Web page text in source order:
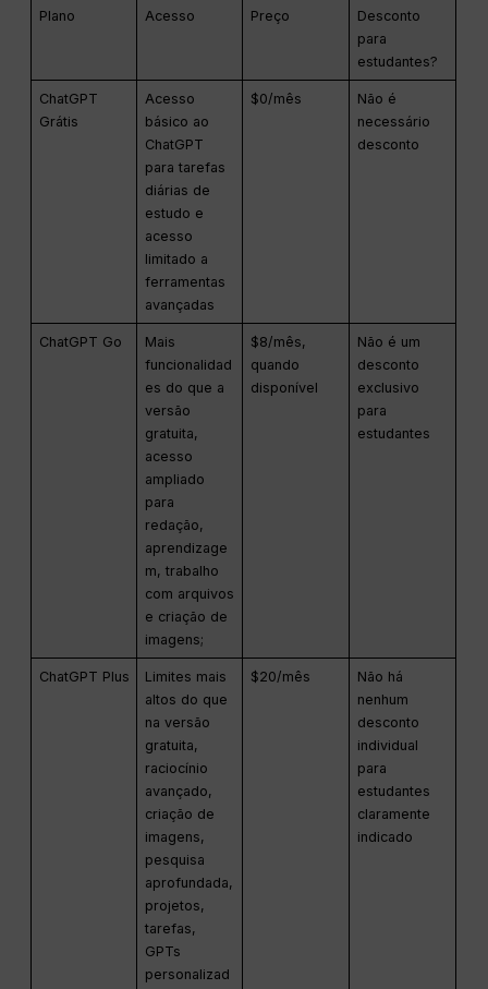
Plano Acesso Preço
Desconto
para
estudantes?
ChatGPT
Grátis
Acesso
básico ao
ChatGPT
para tarefas
diárias de
estudo e
acesso
limitado a
ferramentas
avançadas
$0/mês
Não é
necessário
desconto
ChatGPT Go
Mais
funcionalidad
es do que a
versão
gratuita,
acesso
ampliado
para
redação,
aprendizage
m, trabalho
com arquivos
e criação de
imagens;
$8/mês,
quando
disponível
Não é um
desconto
exclusivo
para
estudantes
ChatGPT Plus
Limites mais
altos do que
na versão
gratuita,
raciocínio
avançado,
criação de
imagens,
pesquisa
aprofundada,
projetos,
tarefas,
GPTs
personalizad
$20/mês
Não há
nenhum
desconto
individual
para
estudantes
claramente
indicado